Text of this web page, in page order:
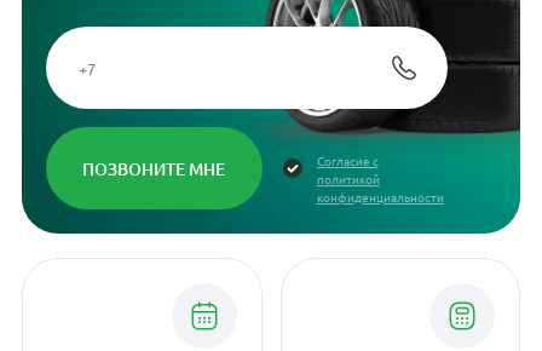
Согласие с
политикой
конфиденциальности